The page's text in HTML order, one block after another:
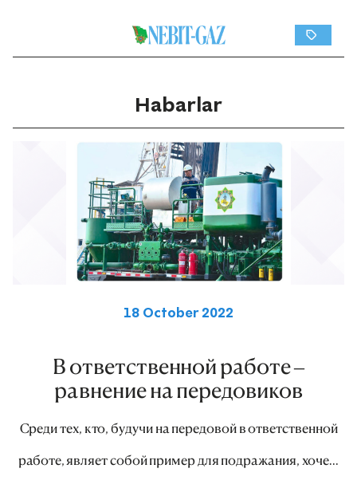
Habarlar
18 October 2022
В ответственной работе –
равнение на передовиков
Среди тех, кто, будучи на передовой в ответственной
работе, являет собой пример для подражания, хоче...